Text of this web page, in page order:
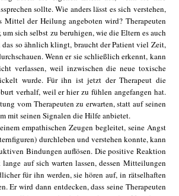
sollte. Wie anders lässt es sich verstehen,
Mittel der Heilung angeboten wird? Therapeuten
um sich selbst zu beruhigen, wie die Eltern es auch
das so ähnlich klingt, braucht der Patient viel Zeit,
Wenn er sie schließlich erkennt, kann
verlassen, weil inzwischen die neue toxische
wurde. Für ihn ist jetzt der Therapeut die
verhalf, weil er hier zu fühlen angefangen hat.
vom Therapeuten zu erwarten, statt auf seinen
mit seinen Signalen die Hilfe anbietet.
empathischen Zeugen begleitet, seine Angst
durchleben und verstehen konnte, kann
Bindungen auflösen. Die positive Reaktion
auf sich warten lassen, dessen Mitteilungen
für ihn werden, sie hören auf, in rätselhaften
Er wird dann entdecken, dass seine Therapeuten